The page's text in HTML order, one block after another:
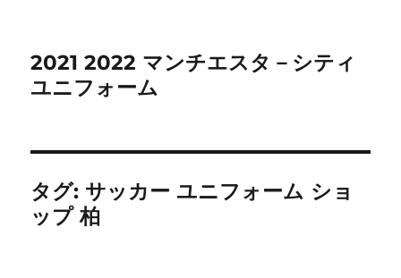
2021 2022 マンチエスタ－シティ
ユニフォーム
タグ: サッカー ユニフォーム ショ
ップ 柏